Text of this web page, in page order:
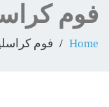
فوم
Home فوم